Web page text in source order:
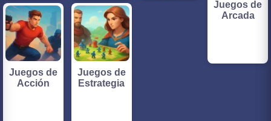
Juegos de
Arcada
Juegos de
Acción
Juegos de
Estrategia